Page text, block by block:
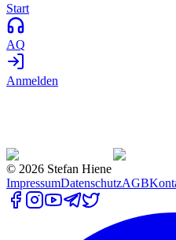
Start
AQ
Anmelden
© 2026 Stefan Hiene
ImpressumDatenschutzAGB